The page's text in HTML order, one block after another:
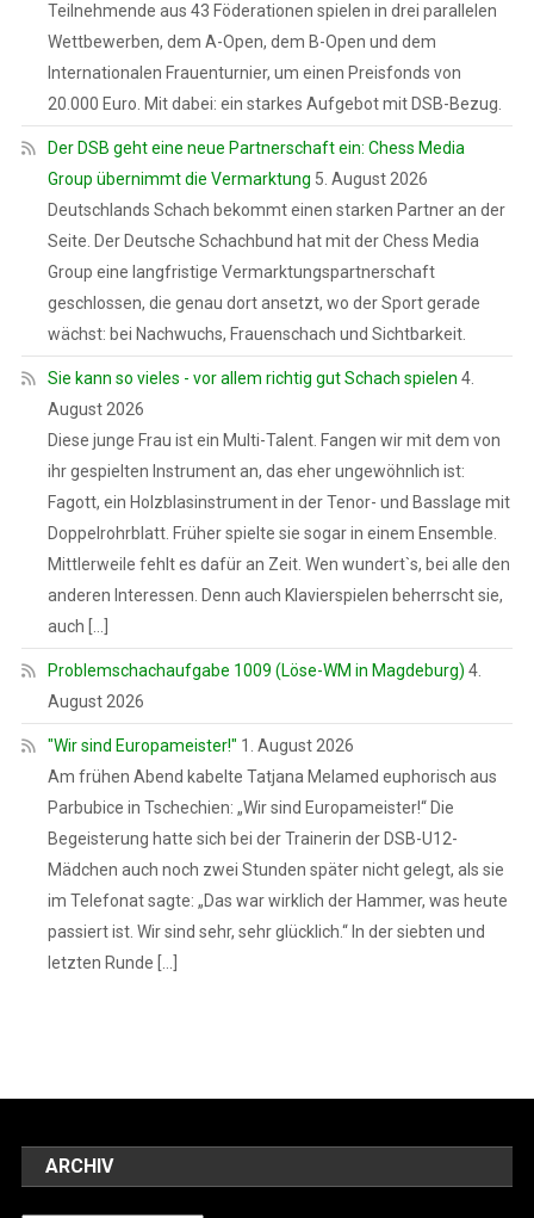
Teilnehmende aus 43 Föderationen spielen in drei parallelen
Wettbewerben, dem A-Open, dem B-Open und dem
Internationalen Frauenturnier, um einen Preisfonds von
20.000 Euro. Mit dabei: ein starkes Aufgebot mit DSB-Bezug.
Der DSB geht eine neue Partnerschaft ein: Chess Media
Group übernimmt die Vermarktung 5. August 2026
Deutschlands Schach bekommt einen starken Partner an der
Seite. Der Deutsche Schachbund hat mit der Chess Media
Group eine langfristige Vermarktungspartnerschaft
geschlossen, die genau dort ansetzt, wo der Sport gerade
wächst: bei Nachwuchs, Frauenschach und Sichtbarkeit.
Sie kann so vieles - vor allem richtig gut Schach spielen 4.
August 2026
Diese junge Frau ist ein Multi-Talent. Fangen wir mit dem von
ihr gespielten Instrument an, das eher ungewöhnlich ist:
Fagott, ein Holzblasinstrument in der Tenor- und Basslage mit
Doppelrohrblatt. Früher spielte sie sogar in einem Ensemble.
Mittlerweile fehlt es dafür an Zeit. Wen wundert`s, bei alle den
anderen Interessen. Denn auch Klavierspielen beherrscht sie,
auch […]
Problemschachaufgabe 1009 (Löse-WM in Magdeburg) 4.
August 2026
"Wir sind Europameister!" 1. August 2026
Am frühen Abend kabelte Tatjana Melamed euphorisch aus
Parbubice in Tschechien: „Wir sind Europameister!“ Die
Begeisterung hatte sich bei der Trainerin der DSB-U12-
Mädchen auch noch zwei Stunden später nicht gelegt, als sie
im Telefonat sagte: „Das war wirklich der Hammer, was heute
passiert ist. Wir sind sehr, sehr glücklich.“ In der siebten und
letzten Runde […]
ARCHIV